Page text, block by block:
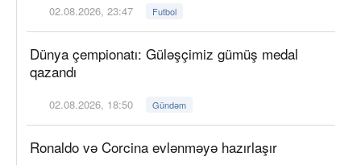
02.08.2026, 23:47 Futbol
Dünya çempionatı: Güləşçimiz gümüş medal
qazandı
02.08.2026, 18:50 Gündəm
Ronaldo və Corcina evlənməyə hazırlaşır